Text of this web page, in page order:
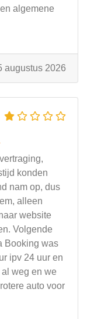
algemene
augustus 2026
konden
nam op, dus
alleen
website
Volgende
Booking was
ipv 24 uur en
weg en we
auto voor